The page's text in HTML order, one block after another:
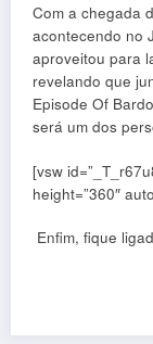
Com a chegada
acontecendo no
aproveitou para
revelando que
Episode Of
será um dos
[vsw
height=”360″
Enfim, fique